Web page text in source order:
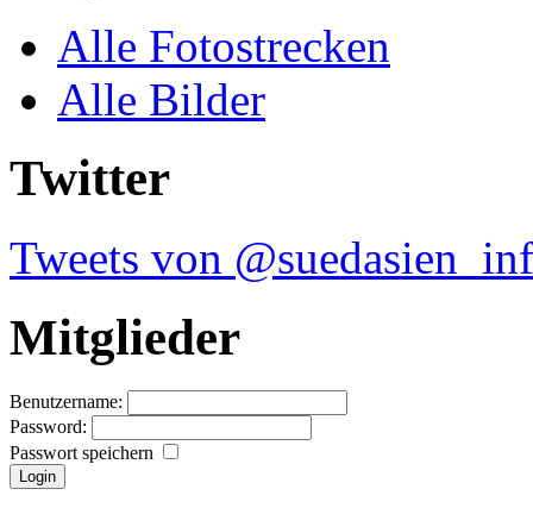
Alle Fotostrecken
Alle Bilder
Twitter
Tweets von
Mitglieder
Benutzername:
Password:
Passwort speichern